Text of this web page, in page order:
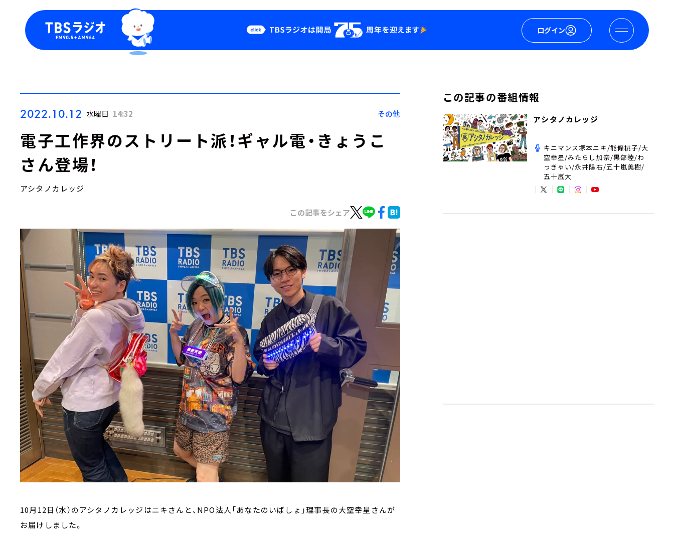
ログイン
Podcast
YouTube
2022.10.12 水曜日 14:32 その他
電子工作界のストリート派！ギャル電・きょうこ
さん登場！
アシタノカレッジ
この記事をシェア
10月12日（水）のアシタノカレッジはニキさんと、NPO法人「あなたのいばしょ」理事長の大空幸星さんが
お届けしました。
この記事の番組情報
アシタノカレッジ
キニマンス塚本ニキ/能條桃子/大
空幸星/みたらし加奈/黒部睦/わ
っきゃい/永井陽右/五十嵐美樹/
五十嵐大